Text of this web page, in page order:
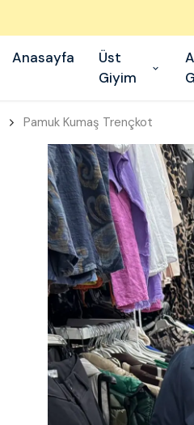
Anasayfa
Üst
Giyim
Pamuk Kumaş Trençkot